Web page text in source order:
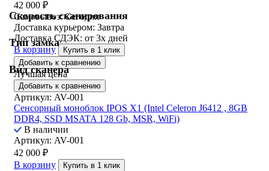
Скорость сканирования
Тип замка
Вид сканера
42 000 ₽
Самовывоз:Сегодня
Доставка курьером: Завтра
Доставка СДЭК: от 3х дней
В корзину
Купить в 1 клик
Добавить к сравнению
Лучшая цена
Добавить к сравнению
Артикул: AV-001
Сенсорный моноблок IPOS X1 (Intel Celeron J6412 , 8GB
DDR4, SSD MSATA 128 Gb, MSR, WiFi)
В наличии
Артикул: AV-001
42 000 ₽
В корзину
Купить в 1 клик